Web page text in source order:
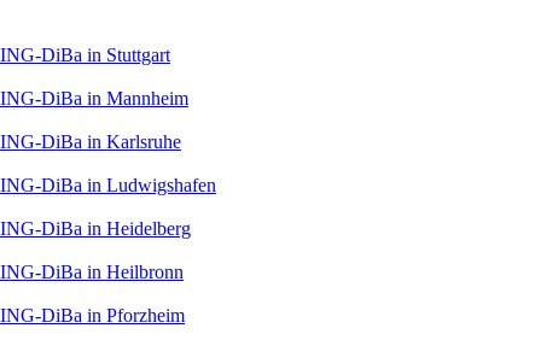
ING-DiBa in Stuttgart
ING-DiBa in Mannheim
ING-DiBa in Karlsruhe
ING-DiBa in Ludwigshafen
ING-DiBa in Heidelberg
ING-DiBa in Heilbronn
ING-DiBa in Pforzheim